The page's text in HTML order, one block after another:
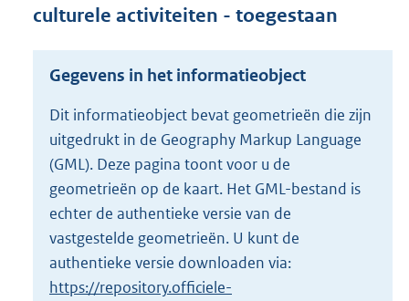
n
d
s
r
o
t
t
e
6
K
b
culturele activiteiten - toegestaan
Gegevens in het informatieobject
Dit informatieobject bevat geometrieën die zijn
uitgedrukt in de Geography Markup Language
(GML). Deze pagina toont voor u de
geometrieën op de kaart. Het GML-bestand is
echter de authentieke versie van de
vastgestelde geometrieën. U kunt de
authentieke versie downloaden via:
https://repository.officiele-